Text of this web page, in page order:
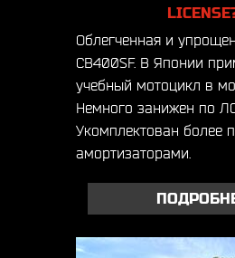
Облегченная и
CB400SF. В Японии
учебный мотоцикл в
Немного занижен по
Укомплектован более
амортизаторами.